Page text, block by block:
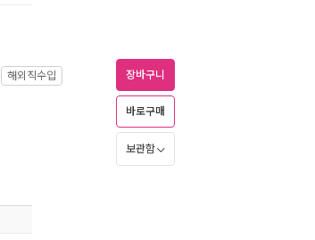
해외직수입 장바구니
바로구매
보관함